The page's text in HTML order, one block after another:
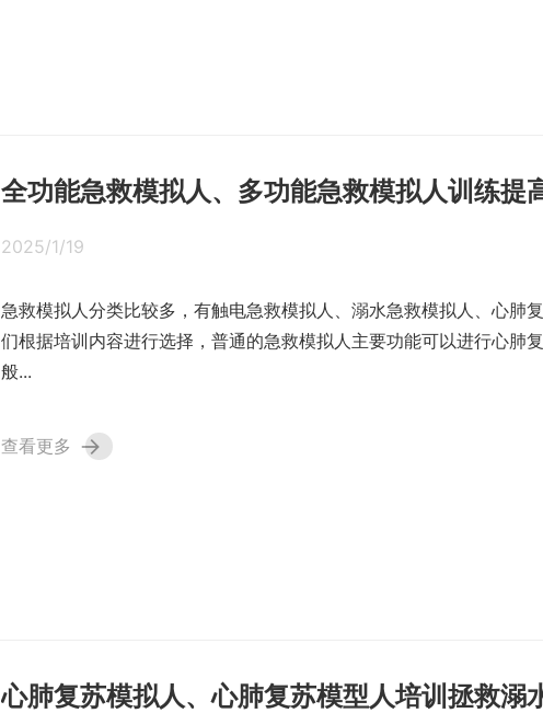
全功能急救模拟人、多功能急救模拟人训练提
2025/1/19
急救模拟人分类比较多，有触电急救模拟人、溺水急救模拟人、心肺
们根据培训内容进行选择，普通的急救模拟人主要功能可以进行心肺
般...
查看更多 →
心肺复苏模拟人、心肺复苏模型人培训拯救溺